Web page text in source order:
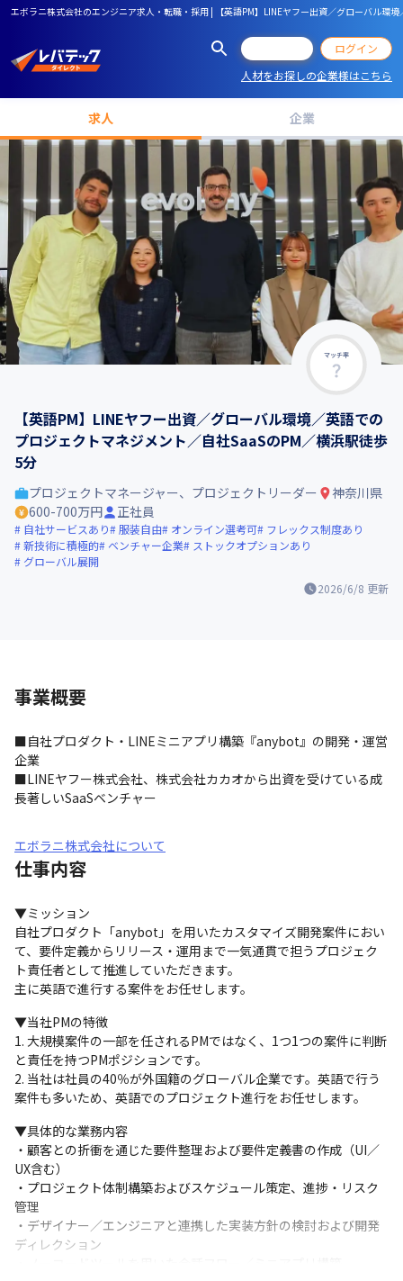
エボラニ株式会社のエンジニア求人・転職・採用 | 【英語PM】LINEヤフー出資／グローバル環
ログイン
人材をお探しの企業様はこちら
求人 企業
マッチ率
【英語PM】LINEヤフー出資／グローバル環境／英語での
プロジェクトマネジメント／自社SaaSのPM／横浜駅徒歩
5分
2026/6/8 更新
プロジェクトマネージャー、プロジェクトリーダー
神奈川県
600-700万円
正社員
自社サービスあり 服装自由 オンライン選考可
フレックス制度あり
新技術に積極的
ベンチャー企業
ストックオプションあり
グローバル展開
事業概要
■自社プロダクト・LINEミニアプリ構築『anybot』の開発・運営
企業
■LINEヤフー株式会社、株式会社カカオから出資を受けている成
長著しいSaaSベンチャー
エボラニ株式会社について
仕事内容
▼ミッション
自社プロダクト「anybot」を用いたカスタマイズ開発案件におい
て、要件定義からリリース・運用まで一気通貫で担うプロジェク
ト責任者として推進していただきます。
主に英語で進行する案件をお任せします。
▼当社PMの特徴
1. 大規模案件の一部を任されるPMではなく、1つ1つの案件に判断
と責任を持つPMポジションです。
2. 当社は社員の40％が外国籍のグローバル企業です。英語で行う
案件も多いため、英語でのプロジェクト進行をお任せします。
▼具体的な業務内容
・顧客との折衝を通じた要件整理および要件定義書の作成（UI／
UX含む）
・プロジェクト体制構築およびスケジュール策定、進捗・リスク
管理
・デザイナー／エンジニアと連携した実装方針の検討および開発
ディレクション